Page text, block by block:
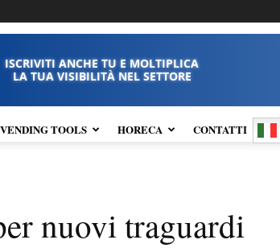
ISCRIVITI ANCHE TU E MOLTIPLICA
LA TUA VISIBILITÀ NEL SETTORE
VENDING TOOLS HORECA CONTATTI
nuovi traguardi